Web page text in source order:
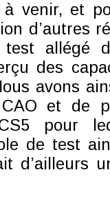
à venir, et
d’autres
allégé
des
avons
et de
pour
de test
d’ailleurs